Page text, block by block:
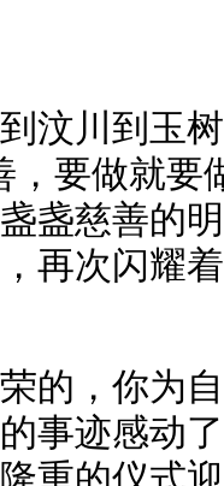
川到玉树
，要做就要
盏慈善的
再次闪耀
，你为自
事迹感动